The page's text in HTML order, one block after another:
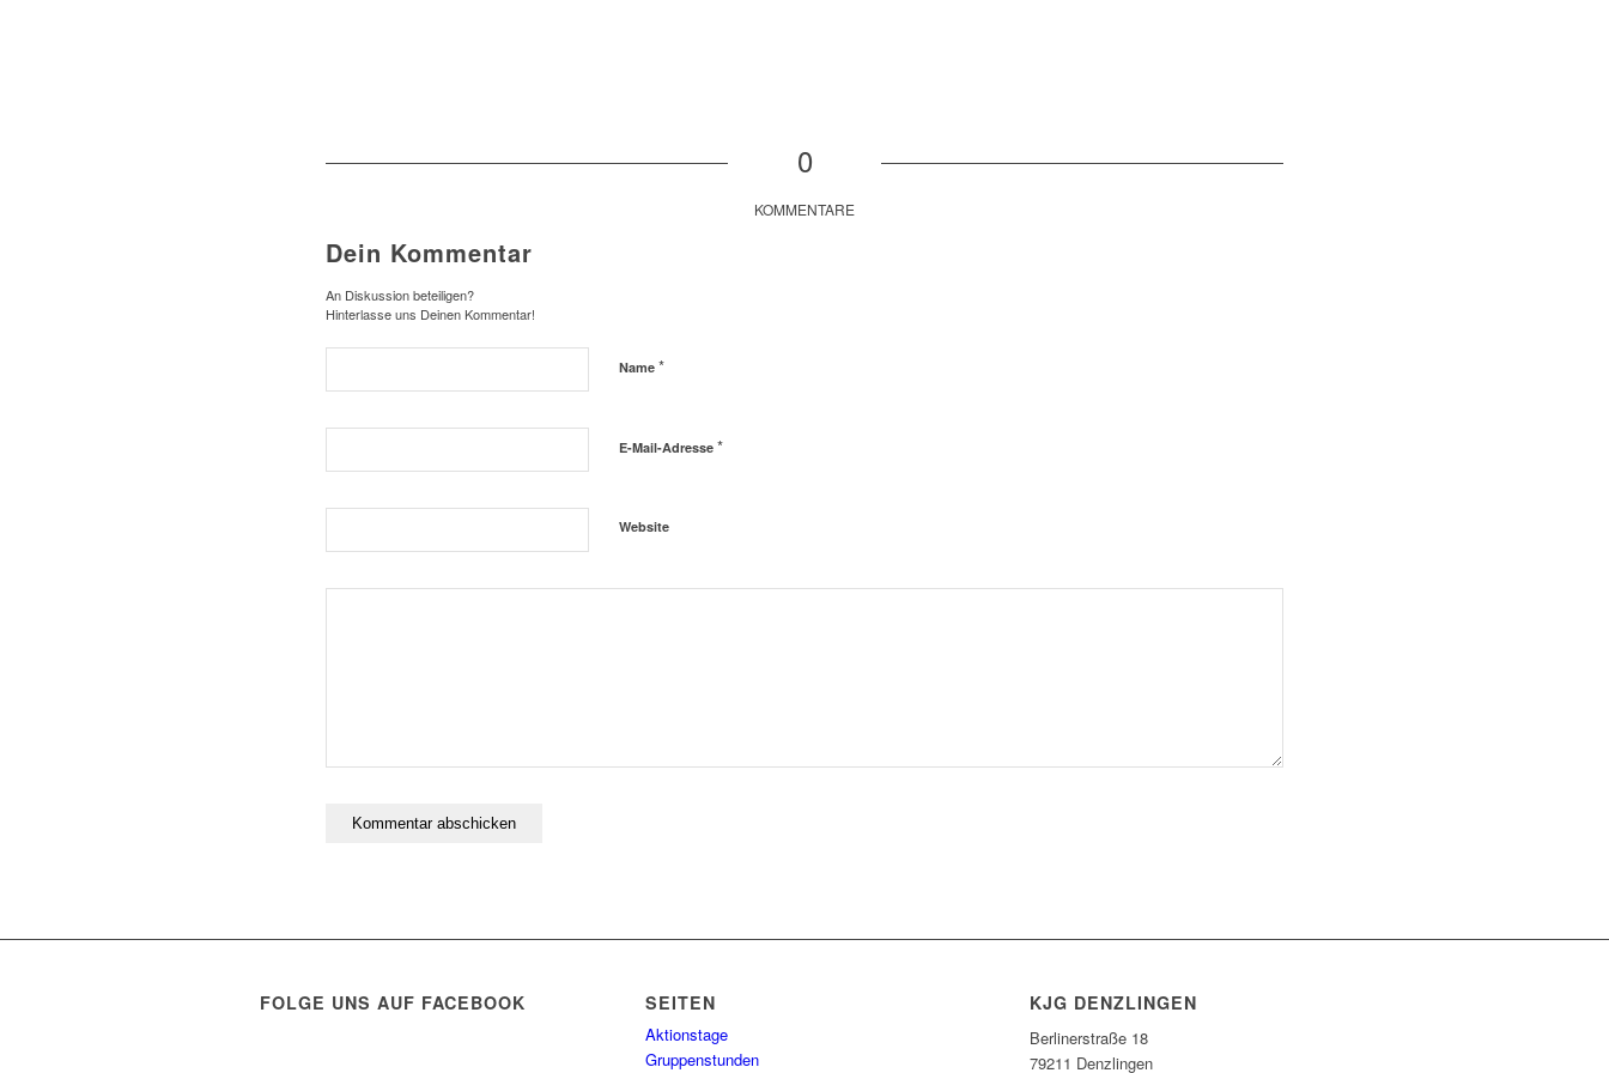
0
KOMMENTARE
Dein Kommentar
An Diskussion beteiligen?
Hinterlasse uns Deinen Kommentar!
Name *
E-Mail-Adresse *
Website
FOLGE UNS AUF FACEBOOK SEITEN
Aktionstage
Gruppenstunden
KJG DENZLINGEN
Berlinerstraße 18
79211 Denzlingen